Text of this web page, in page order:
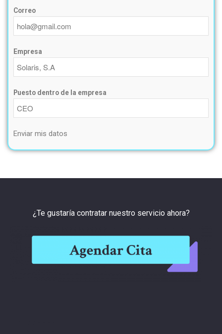
Correo
Empresa
Puesto dentro de la empresa
Enviar mis datos
¿Te gustaría contratar nuestro servicio ahora?